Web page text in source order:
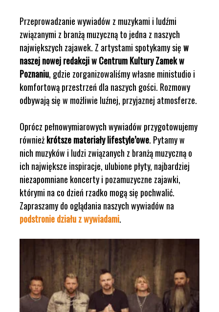
Przeprowadzanie wywiadów z muzykami i ludźmi
związanymi z branżą muzyczną to jedna z naszych
największych zajawek. Z artystami spotykamy sięw
naszej nowej redakcji w Centrum Kultury Zamek w
Poznaniu, gdzie zorganizowaliśmy własne ministudio i
komfortową przestrzeń dla naszych gości. Rozmowy
odbywają się w możliwie luźnej, przyjaznej atmosferze.
Oprócz pełnowymiarowych wywiadów przygotowujemy
równieżkrótsze materiały lifestyle’owe. Pytamy w
nich muzyków i ludzi związanych z branżą muzyczną o
ich największe inspiracje, ulubione płyty, najbardziej
niezapomniane koncerty i pozamuzyczne zajawki,
którymi na co dzień rzadko mogą się pochwalić.
Zapraszamy do oglądania naszych wywiadów na
podstronie działu z wywiadami.